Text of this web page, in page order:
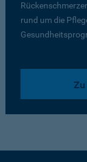
rund um die